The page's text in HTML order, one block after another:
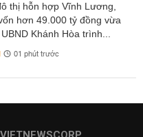
thị hỗn hợp Vĩnh Lương,
hơn 49.000 tỷ đồng vừa
Khánh Hòa trình...
01 phút trước